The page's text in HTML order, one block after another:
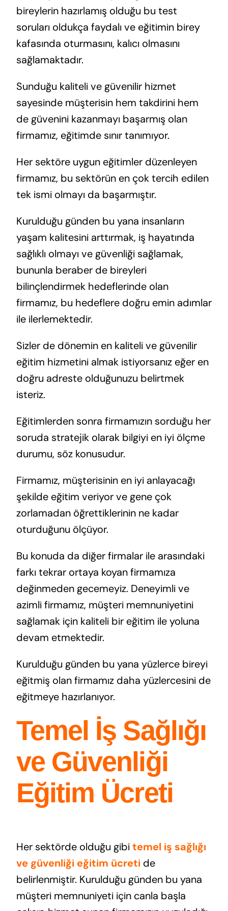
bireylerin hazırlamış olduğu bu test
soruları oldukça faydalı ve eğitimin birey
kafasında oturmasını, kalıcı olmasını
sağlamaktadır.
Sunduğu kaliteli ve güvenilir hizmet
sayesinde müşterisin hem takdirini hem
de güvenini kazanmayı başarmış olan
firmamız, eğitimde sınır tanımıyor.
Her sektöre uygun eğitimler düzenleyen
firmamız, bu sektörün en çok tercih edilen
tek ismi olmayı da başarmıştır.
Kurulduğu günden bu yana insanların
yaşam kalitesini arttırmak, iş hayatında
sağlıklı olmayı ve güvenliği sağlamak,
bununla beraber de bireyleri
bilinçlendirmek hedeflerinde olan
firmamız, bu hedeflere doğru emin adımlar
ile ilerlemektedir.
Sizler de dönemin en kaliteli ve güvenilir
eğitim hizmetini almak istiyorsanız eğer en
doğru adreste olduğunuzu belirtmek
isteriz.
Eğitimlerden sonra firmamızın sorduğu her
soruda stratejik olarak bilgiyi en iyi ölçme
durumu, söz konusudur.
Firmamız, müşterisinin en iyi anlayacağı
şekilde eğitim veriyor ve gene çok
zorlamadan öğrettiklerinin ne kadar
oturduğunu ölçüyor.
Bu konuda da diğer firmalar ile arasındaki
farkı tekrar ortaya koyan firmamıza
değinmeden gecemeyiz. Deneyimli ve
azimli firmamız, müşteri memnuniyetini
sağlamak için kaliteli bir eğitim ile yoluna
devam etmektedir.
Kurulduğu günden bu yana yüzlerce bireyi
eğitmiş olan firmamız daha yüzlercesini de
eğitmeye hazırlanıyor.
Temel İş Sağlığı
ve Güvenliği
Eğitim Ücreti
Her sektörde olduğu gibitemel iş sağlığı
ve güvenliği eğitim ücreti de
belirlenmiştir. Kurulduğu günden bu yana
müşteri memnuniyeti için canla başla